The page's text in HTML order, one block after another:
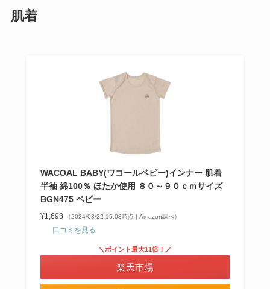
肌着
WACOAL BABY(ワコールベビー)インナー 肌着
半袖 綿100％ ほたか使用 ８０～９０ｃｍサイズ
BGN475 ベビー
¥1,698 （2024/03/22 15:03時点 | Amazon調べ）
口コミを見る
＼ポイント最大11倍！／
楽天市場